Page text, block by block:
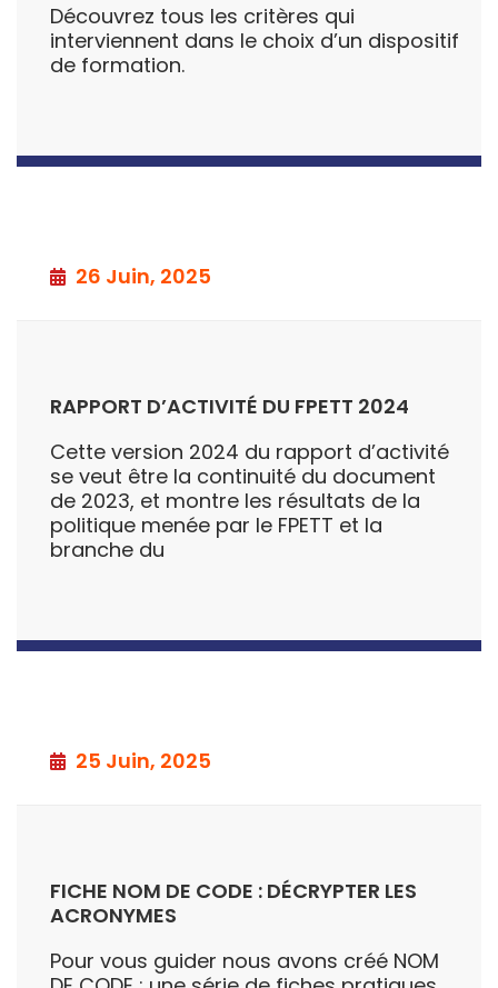
Découvrez tous les critères qui
interviennent dans le choix d’un dispositif
de formation.
26 Juin, 2025
RAPPORT D’ACTIVITÉ DU FPETT 2024
Cette version 2024 du rapport d’activité
se veut être la continuité du document
de 2023, et montre les résultats de la
politique menée par le FPETT et la
branche du
25 Juin, 2025
FICHE NOM DE CODE : DÉCRYPTER LES
ACRONYMES
Pour vous guider nous avons créé NOM